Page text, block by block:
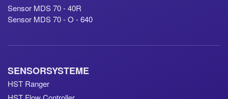
Sensor MDS 70 - 40R
Sensor MDS 70 - O - 640
SENSORSYSTEME
HST Ranger